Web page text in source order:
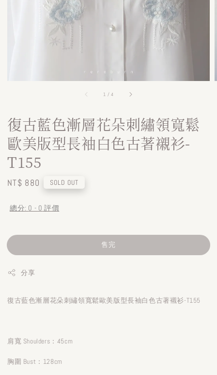
1 /4
復古藍色漸層花朵刺繡領寬鬆
歐美版型長袖白色古著襯衫-
T155
Regular
NT$ 880 SOLD OUT
總分: 0 - 0 評價
售完
分享
復古藍色漸層花朵刺繡領寬鬆歐美版型長袖白色古著襯衫-T155
肩寬 Shoulders：45cm
胸圍 Bust：128cm